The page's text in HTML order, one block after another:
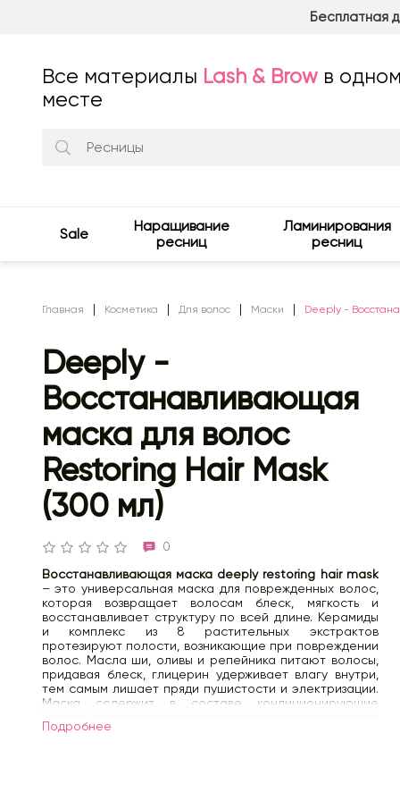
Бесплатная
Все материалы Lash & Brow в одном
месте
Sale
Наращивание
ресниц
Ламинирования
ресниц
Главная Косметика Для волос Маски Deeply -
Deeply -
Восстанавливающая
маска для волос
Restoring Hair Mask
(300 мл)
0
Восстанавливающая маска deeply restoring hair mask
– это универсальная маска для поврежденных волос,
которая возвращает волосам блеск, мягкость и
восстанавливает структуру по всей длине. Керамиды
и комплекс из 8 растительных экстрактов
протезируют полости, возникающие при повреждении
волос. Масла ши, оливы и репейника питают волосы,
придавая блеск, глицерин удерживает влагу внутри,
тем самым лишает пряди пушистости и электризации.
Маска содержит в составе кондиционирующие
кондиционера при ежедневном уходе за волосами.
Подробнее